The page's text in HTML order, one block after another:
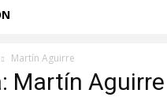
Martín Aguirre
Martín Aguirre